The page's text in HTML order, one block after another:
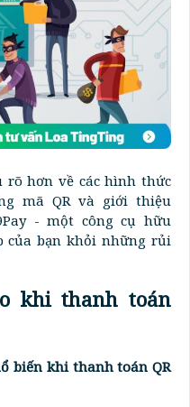
rõ hơn về các hình thức
mã QR và giới thiệu
- một công cụ hữu
của bạn khỏi những rủi
khi thanh toán
biến khi thanh toán QR